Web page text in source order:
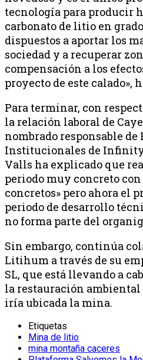
tecnología para producir
carbonato de litio en
dispuestos a aportar los
sociedad y a recuperar
compensación a los
proyecto de este calado»,
Para terminar, con
la relación laboral de
nombrado responsable de
Institucionales de
Valls ha explicado que
periodo muy concreto
concretos» pero ahora el
periodo de desarrollo
no forma parte del
Sin embargo, continúa
Litihum a través de su
SL, que está llevando a
la restauración ambiental
iría ubicada la mina.
Etiquetas
Mina de litio
mina montaña caceres